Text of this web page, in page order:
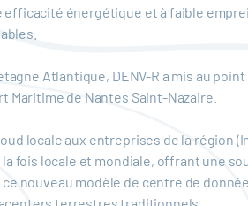
énergétique et à faible
Atlantique, DENV-R a mis au
Maritime de Nantes Saint-Nazaire.
locale aux entreprises de la région
fois locale et mondiale, offrant une
nouveau modèle de centre de